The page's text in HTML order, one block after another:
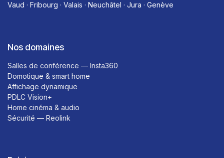
Vaud · Fribourg · Valais · Neuchâtel · Jura · Genève
Nos domaines
Salles de conférence — Insta360
Domotique & smart home
Affichage dynamique
PDLC Vision+
Home cinéma & audio
Sécurité — Reolink